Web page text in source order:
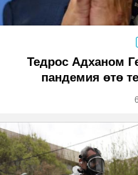
Тедрос Адханом
пандемия өтө